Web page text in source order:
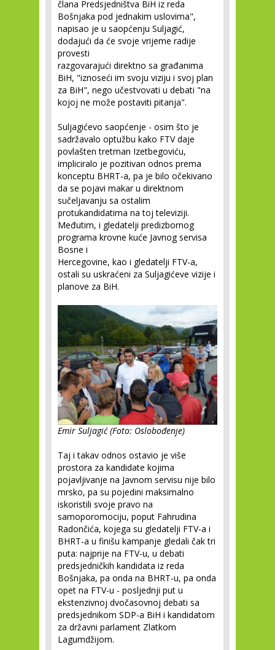
člana Predsjedništva BiH iz reda
Bošnjaka pod jednakim uslovima",
napisao je u saopćenju Suljagić,
dodajući da će svoje vrijeme radije
provesti
razgovarajući direktno sa građanima
BiH, "iznoseći im svoju viziju i svoj plan
za BiH", nego učestvovati u debati "na
kojoj ne može postaviti pitanja".
Suljagićevo saopćenje - osim što je
sadržavalo optužbu kako FTV daje
povlašten tretman Izetbegoviću,
impliciralo je pozitivan odnos prema
konceptu BHRT-a, pa je bilo očekivano
da se pojavi makar u direktnom
sučeljavanju sa ostalim
protukandidatima na toj televiziji.
Međutim, i gledatelji predizbornog
programa krovne kuće Javnog servisa
Bosne i
Hercegovine, kao i gledatelji FTV-a,
ostali su uskraćeni za Suljagićeve vizije i
planove za BiH.
Emir Suljagić (Foto: Oslobođenje)
Taj i takav odnos ostavio je više
prostora za kandidate kojima
pojavljivanje na Javnom servisu nije bilo
mrsko, pa su pojedini maksimalno
iskoristili svoje pravo na
samoporomociju, poput Fahrudina
Radončića, kojega su gledatelji FTV-a i
BHRT-a u finišu kampanje gledali čak tri
puta: najprije na FTV-u, u debati
predsjedničkih kandidata iz reda
Bošnjaka, pa onda na BHRT-u, pa onda
opet na FTV-u - posljednji put u
ekstenzivnoj dvočasovnoj debati sa
predsjednikom SDP-a BiH i kandidatom
za državni parlament Zlatkom
Lagumdžijom.